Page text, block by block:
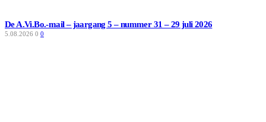
De A.Vi.Bo.-mail – jaargang 5 – nummer 31 – 29 juli 2026
5.08.2026 0 0